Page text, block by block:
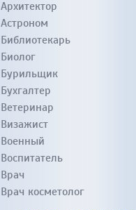
Архитектор
Астроном
Библиотекарь
Биолог
Бурильщик
Бухгалтер
Ветеринар
Визажист
Военный
Воспитатель
Врач
Врач косметолог